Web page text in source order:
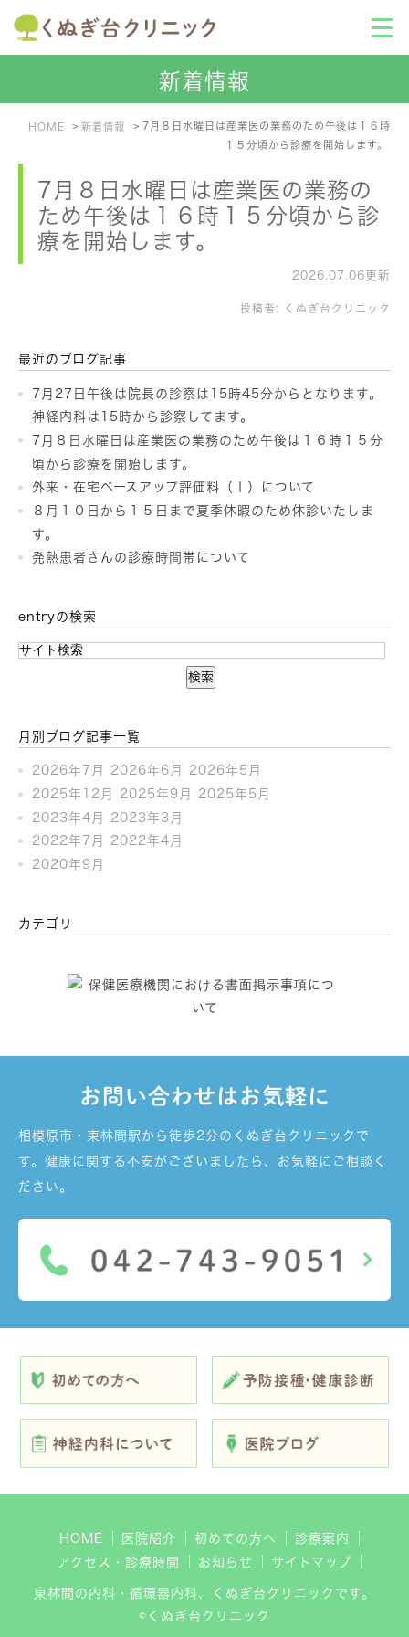
新着情報
HOME 新着情報
7月８日水曜日は産業医の業務のため午後は１６時
１５分頃から診療を開始します。
7月８日水曜日は産業医の業務の
ため午後は１６時１５分頃から診
療を開始します。
2026.07.06更新
投稿者: くぬぎ台クリニック
最近のブログ記事
7月27日午後は院長の診察は15時45分からとなります。
神経内科は15時から診察してます。
7月８日水曜日は産業医の業務のため午後は１６時１５分
頃から診療を開始します。
外来・在宅ベースアップ評価料（Ⅰ）について
８月１０日から１５日まで夏季休暇のため休診いたしま
す。
発熱患者さんの診療時間帯について
entryの検索
月別ブログ記事一覧
2026年7月 2026年6月
2026年5月
2025年12月
2025年9月
2025年5月
2023年4月
2023年3月
2022年7月
2022年4月
2020年9月
カテゴリ
お問い合わせはお気軽に
相模原市・東林間駅から徒歩2分のくぬぎ台クリニックで
す。健康に関する不安がございましたら、お気軽にご相談く
ださい。
HOME 医院紹介 初めての方へ
診療案内
アクセス・診療時間
お知らせ サイトマップ
東林間の内科・循環器内科、くぬぎ台クリニックです。
©くぬぎ台クリニック